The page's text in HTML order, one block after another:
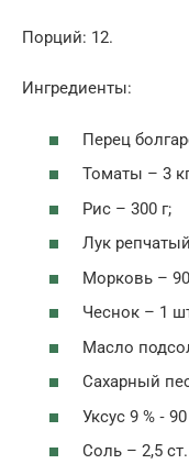
Порций: 12.
Ингредиенты:
Перец
Томаты – 3
Рис – 300 г;
Лук
Морковь –
Чеснок – 1
Масло
Сахарный
Уксус 9 % ‑
Соль – 2,5